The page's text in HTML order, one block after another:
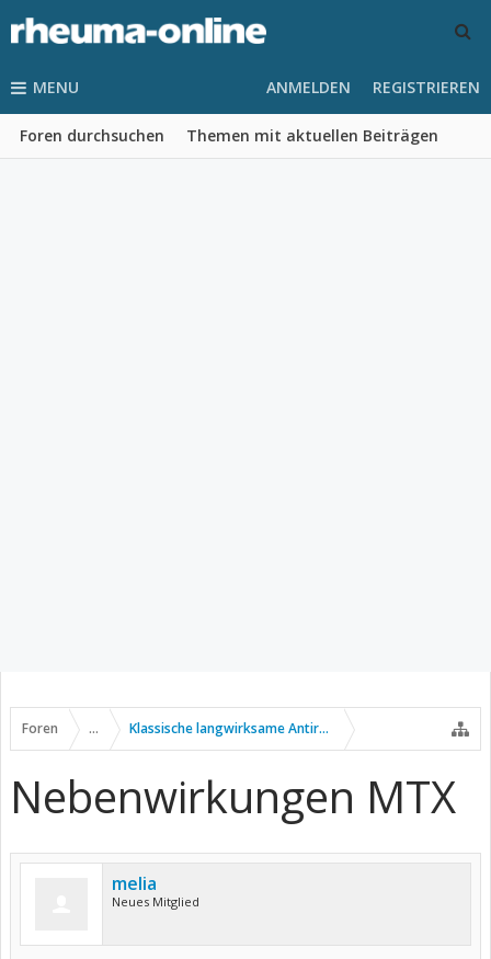
MENU
Foren durchsuchen Themen mit aktuellen Beiträgen
ANMELDEN REGISTRIEREN
Foren ... Klassische langwirksame Antirheumatika
Nebenwirkungen MTX
melia
Neues Mitglied